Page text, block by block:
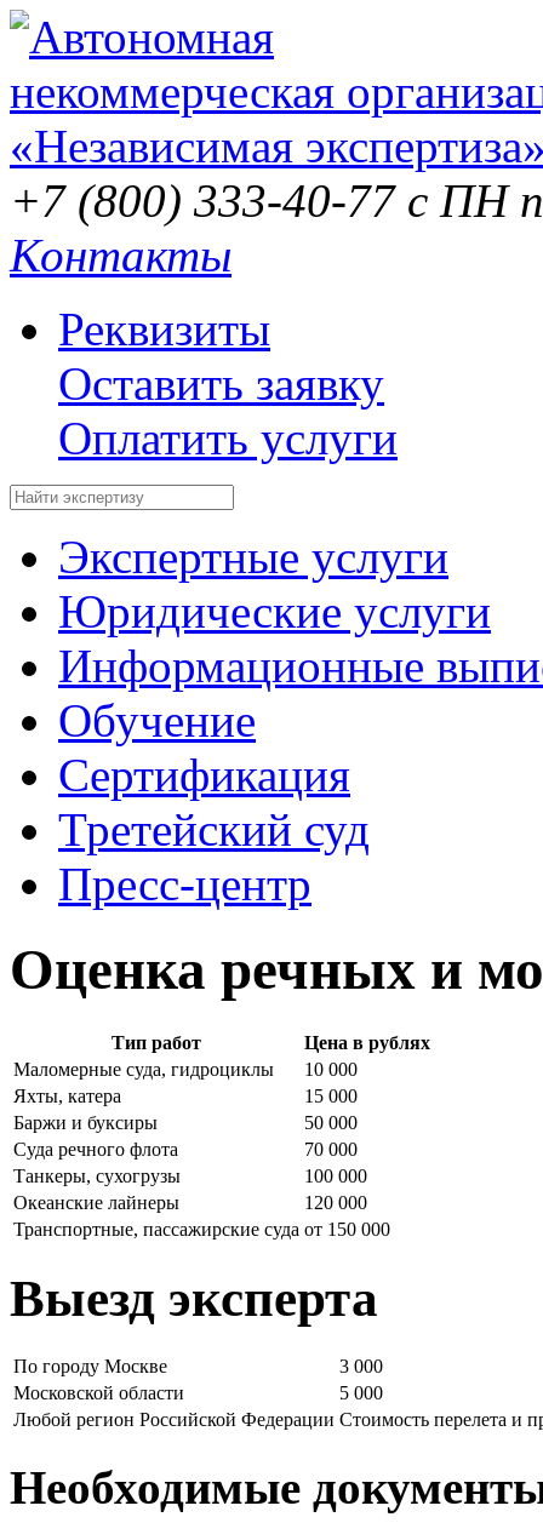
+7 (800) 333-40-77 с ПН
Контакты
Реквизиты
Оставить заявку
Оплатить услуги
Экспертные услуги
Юридические услуги
Информационные
Обучение
Сертификация
Третейский суд
Пресс-центр
Оценка речных и
Тип работ
Цена в рублях
Маломерные суда, гидроциклы
10 000
Яхты, катера
15 000
Баржи и буксиры
50 000
Суда речного флота
70 000
Танкеры, сухогрузы
100 000
Океанские лайнеры
120 000
Транспортные, пассажирские суда от 150 000
Выезд эксперта
По городу Москве
3 000
Московской области
5 000
Любой регион Российской Федерации Стоимость перелета и
Необходимые